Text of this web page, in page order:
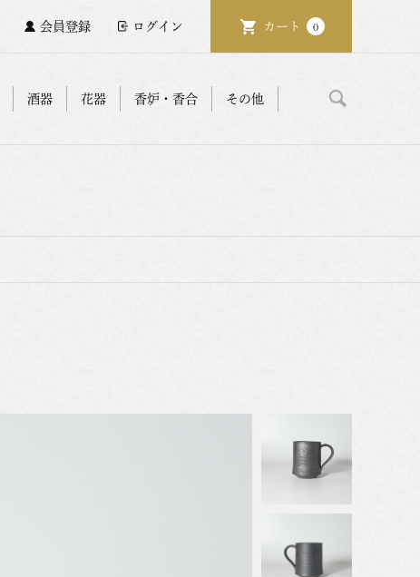
会員登録 ログイン カート 0
酒器 花器 香炉・香合 その他